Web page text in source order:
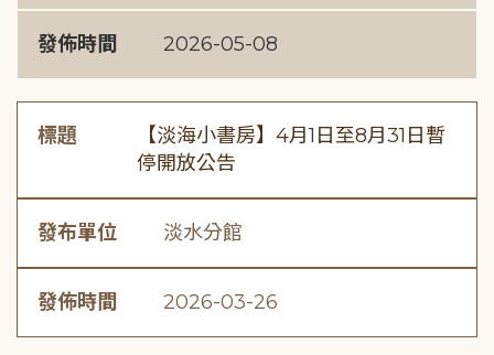
發佈時間 2026-05-08
標題
【淡海小書房】4月1日至8月31日暫
停開放公告
發布單位 淡水分館
發佈時間 2026-03-26